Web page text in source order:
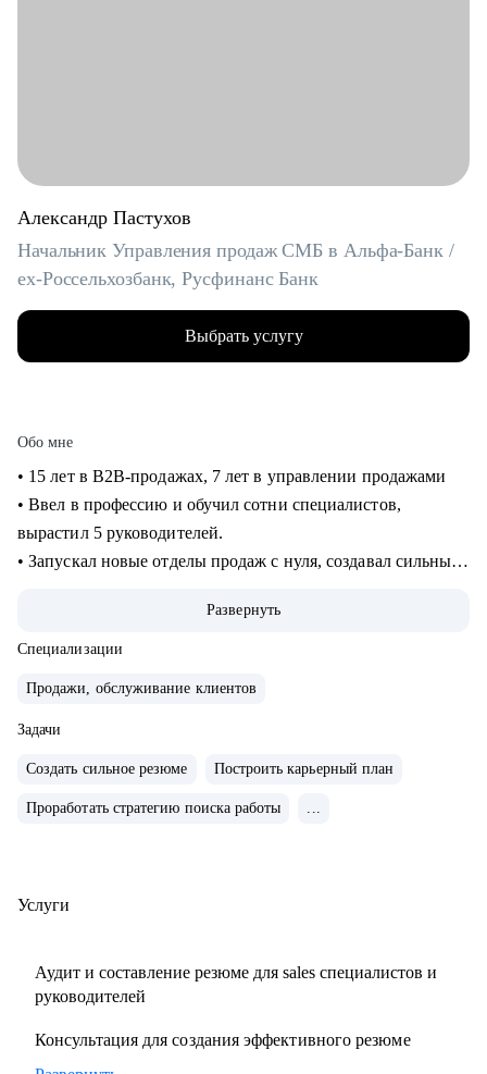
Александр Пастухов
Начальник Управления продаж СМБ в Альфа-Банк /
ex-Россельхозбанк, Русфинанс Банк
Выбрать услугу
Обо мне
• 15 лет в B2B-продажах, 7 лет в управлении продажами
• Ввел в профессию и обучил сотни специалистов,
вырастил 5 руководителей.
• Запускал новые отделы продаж с нуля, создавал сильные
и руководителей.
• 500+ продающих резюме и сопроводительных писем
• 300+ карьерных консультаций
• Составить резюме и оцифровать ключевые достижения.
рекомендации.
• Выстроить эффективное управление командой (прямой
• Подготовиться к полугодовому/ годовому ревью и
переговорам с руководителем.
Развернуть
Специализации
Продажи, обслуживание клиентов
Задачи
Создать сильное резюме Построить карьерный план
Проработать стратегию поиска работы ...
Услуги
Аудит и составление резюме для sales специалистов и
руководителей
Консультация для создания эффективного резюме